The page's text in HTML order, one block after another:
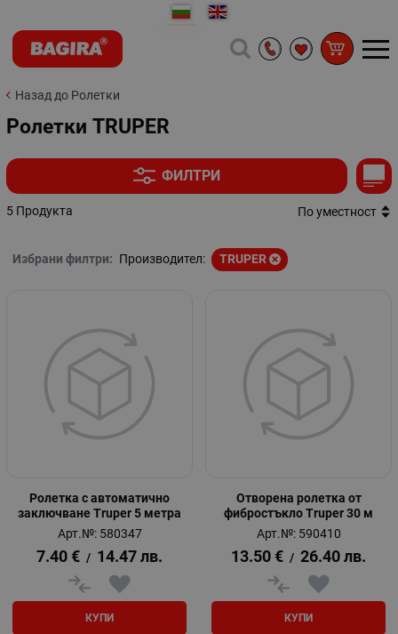
Назад до Ролетки
Ролетки TRUPER
ФИЛТРИ
5 Продукта По уместност
Избрани филтри: Производител: TRUPER
Ролетка с автоматично
заключване Truper 5 метра
Арт.№: 580347
7.40 € / 14.47 лв.
КУПИ
Отворена ролетка от
фибростъкло Truper 30 м
Арт.№: 590410
13.50 € / 26.40 лв.
КУПИ